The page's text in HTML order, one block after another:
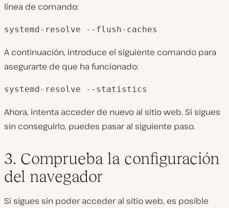
línea de comando:
systemd-resolve --flush-caches
A continuación, introduce el siguiente comando para
asegurarte de que ha funcionado:
systemd-resolve --statistics
Ahora, intenta acceder de nuevo al sitio web. Si sigues
sin conseguirlo, puedes pasar al siguiente paso.
3. Comprueba la configuración
del navegador
Si sigues sin poder acceder al sitio web, es posible